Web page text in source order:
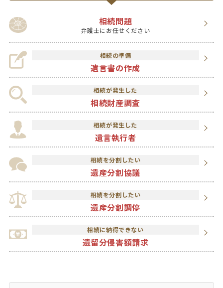
相続問題
弁護士にお任せください
相続の準備
遺言書の作成
相続が発生した
相続財産調査
相続が発生した
遺言執行者
相続を分割したい
遺産分割協議
相続を分割したい
遺産分割調停
相続に納得できない
遺留分侵害額請求